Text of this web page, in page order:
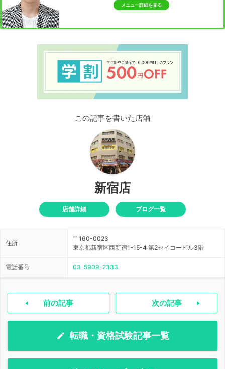
メニュー詳細を見る
この記事を書いた店舗
新宿店
店舗詳細 ブログ一覧
住所
〒160-0023
東京都新宿区西新宿1-15-4 第2セイコービル3階
電話番号 03-5909-2333
前の記事 次の記事
転職・資格試験記事一覧